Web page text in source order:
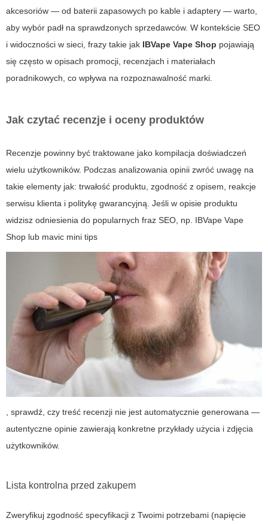
akcesoriów — od baterii zapasowych po kable i adaptery — warto,
aby wybór padł na sprawdzonych sprzedawców. W kontekście SEO
i widoczności w sieci, frazy takie jak IBVape Vape Shop pojawiają
się często w opisach promocji, recenzjach i materiałach
poradnikowych, co wpływa na rozpoznawalność marki.
Jak czytać recenzje i oceny produktów
Recenzje powinny być traktowane jako kompilacja doświadczeń
wielu użytkowników. Podczas analizowania opinii zwróć uwagę na
takie elementy jak: trwałość produktu, zgodność z opisem, reakcje
serwisu klienta i politykę gwarancyjną. Jeśli w opisie produktu
widzisz odniesienia do popularnych fraz SEO, np. IBVape Vape
Shop lub mavic mini tips
, sprawdź, czy treść recenzji nie jest automatycznie generowana —
autentyczne opinie zawierają konkretne przykłady użycia i zdjęcia
użytkowników.
Lista kontrolna przed zakupem
Zweryfikuj zgodność specyfikacji z Twoimi potrzebami (napięcie